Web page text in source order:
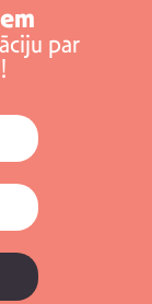
par